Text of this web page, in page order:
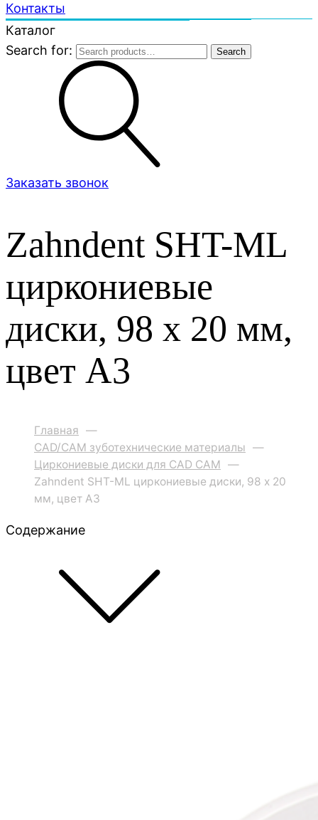
Контакты
Каталог
Search for:
Search
Заказать звонок
Zahndent SHT-ML
циркониевые
диски, 98 х 20 мм,
цвет A3
Главная —
CAD/CAM зуботехнические материалы —
Циркониевые диски для CAD CAM —
Zahndent SHT-ML циркониевые диски, 98 х 20
мм, цвет A3
Содержание